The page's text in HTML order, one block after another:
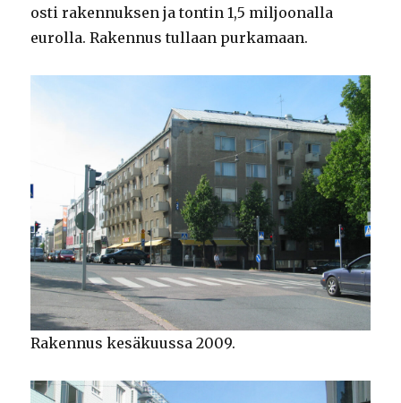
osti rakennuksen ja tontin 1,5 miljoonalla
eurolla. Rakennus tullaan purkamaan.
Rakennus kesäkuussa 2009.